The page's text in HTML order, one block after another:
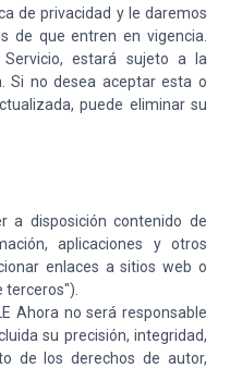
de privacidad y le daremos
de que entren en vigencia.
estará sujeto a la
Si no desea aceptar esta o
puede eliminar su
a disposición contenido de
aplicaciones y otros
enlaces a sitios web o
terceros").
Ahora no será responsable
su precisión, integridad,
de los derechos de autor,